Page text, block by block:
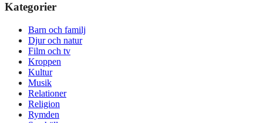
Kategorier
Barn och familj
Djur och natur
Film och tv
Kroppen
Kultur
Musik
Relationer
Religion
Rymden